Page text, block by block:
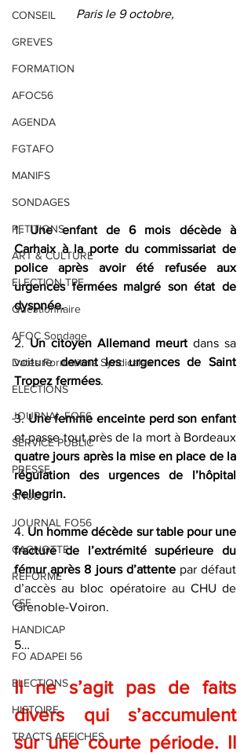
CONSEIL
GREVES
FORMATION
AFOC56
AGENDA
FGTAFO
MANIFS
SONDAGES
PETITIONS
ART & CULTURE
ELECTION TPE
Questionnaire
AFOC Sondage
Dates Formations Syndicales
ELECTIONS
JOURNAL FO56
SERVICE PUBLIC
PRESSE
SNUDI
JOURNAL FO56
CAGNOTTE
REFORME
CSE
HANDICAP
FO ADAPEI 56
ELECTIONS
HISTOIRE
TRACTS AFFICHES
Paris le 9 octobre,
1. Une enfant de 6 mois décède à
Carhaix à la porte du commissariat de
police après avoir été refusée aux
urgences fermées malgré son état de
dyspnée.
2. Un citoyen Allemand meurt dans sa
voiture devant les urgences de Saint
Tropez fermées.
3.
quatre jours après la mise en place de la
régulation des urgences de l’hôpital
Pellegrin.
4. Un homme décède sur table pour une
fracture de l’extrémité supérieure du
fémur après 8 jours d’attente par défaut
d’accès au bloc opératoire au CHU de
Grenoble-Voiron.
5…
Il ne s’agit pas de faits
divers qui s’accumulent
sur une courte période. Il